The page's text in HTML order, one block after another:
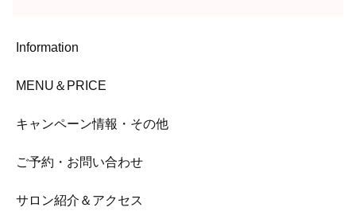
Information
MENU＆PRICE
キャンペーン情報・その他
ご予約・お問い合わせ
サロン紹介＆アクセス